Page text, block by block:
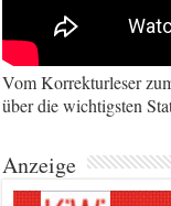
Vom Korrekturleser
über die wichtigsten
Anzeige